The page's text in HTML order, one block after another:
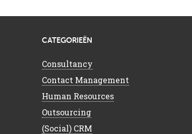
CATEGORIEËN
Consultancy
Contact Management
Human Resources
Outsourcing
(Social) CRM